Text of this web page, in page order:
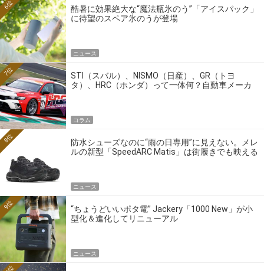
酷暑に効果絶大な“魔法瓶氷のう”「アイスパック」
に待望のスペア氷のうが登場
6位
ニュース
STI（スバル）、NISMO（日産）、GR（トヨ
タ）、HRC（ホンダ）って一体何？自動車メーカ
7位
コラム
防水シューズなのに“雨の日専用”に見えない。メレ
ルの新型「SpeedARC Matis」は街履きでも映える
8位
ニュース
“ちょうどいいポタ電” Jackery「1000 New」が小
型化＆進化してリニューアル
9位
ニュース